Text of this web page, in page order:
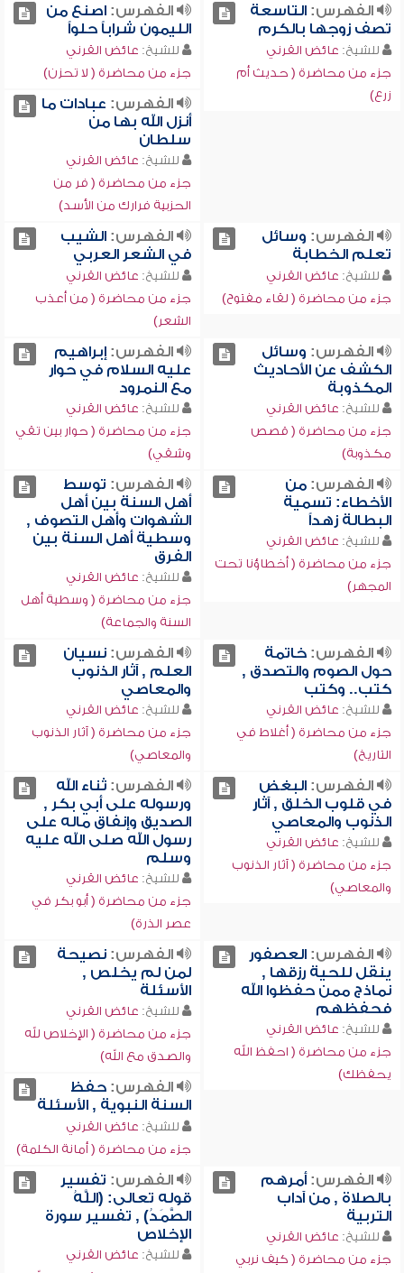
الفهرس:التاسعة
تصف زوجها بالكرم
للشيخ: عائض القرني
جزء من محاضرة ( حديث أم
زرع)
الفهرس:اصنع من
الليمون شراباً حلواً
للشيخ: عائض القرني
جزء من محاضرة ( لا تحزن)
الفهرس: عبادات ما
أنزل الله بها من
سلطان
للشيخ: عائض القرني
جزء من محاضرة ( فر من
الحزبية فرارك من الأسد)
الفهرس: وسائل
تعلم الخطابة
للشيخ: عائض القرني
جزء من محاضرة ( لقاء مفتوح)
الفهرس:الشيب
في الشعر العربي
للشيخ: عائض القرني
جزء من محاضرة ( من أعذب
الشعر)
الفهرس: وسائل
الكشف عن الأحاديث
المكذوبة
للشيخ: عائض القرني
جزء من محاضرة ( قصص
مكذوبة)
الفهرس:إبراهيم
عليه السلام في حوار
مع النمرود
للشيخ: عائض القرني
جزء من محاضرة ( حوار بين تقي
وشقي)
الفهرس:من
الأخطاء: تسمية
البطالة زهداً
للشيخ: عائض القرني
جزء من محاضرة ( أخطاؤنا تحت
المجهر)
الفهرس: توسط
أهل السنة بين أهل
الشهوات وأهل التصوف ,
وسطية أهل السنة بين
الفرق
للشيخ: عائض القرني
جزء من محاضرة ( وسطية أهل
السنة والجماعة)
الفهرس:خاتمة
حول الصوم والتصدق ,
كتب.. وكتب
للشيخ: عائض القرني
جزء من محاضرة ( أغلاط في
التاريخ)
الفهرس:نسيان
العلم , آثار الذنوب
والمعاصي
للشيخ: عائض القرني
جزء من محاضرة ( آثار الذنوب
والمعاصي)
الفهرس:البغض
في قلوب الخلق , آثار
الذنوب والمعاصي
للشيخ: عائض القرني
جزء من محاضرة ( آثار الذنوب
والمعاصي)
الفهرس:ثناء الله
ورسوله على أبي بكر ,
الصديق وإنفاق ماله على
رسول الله صلى الله عليه
وسلم
للشيخ: عائض القرني
جزء من محاضرة ( أبو بكر في
عصر الذرة)
الفهرس:العصفور
ينقل للحية رزقها ,
نماذج ممن حفظوا الله
فحفظهم
للشيخ: عائض القرني
جزء من محاضرة ( احفظ الله
يحفظك)
الفهرس:نصيحة
لمن لم يخلص ,
الأسئلة
للشيخ: عائض القرني
جزء من محاضرة ( الإخلاص لله
والصدق مع الله)
الفهرس:حفظ
السنة النبوية , الأسئلة
للشيخ: عائض القرني
جزء من محاضرة ( أمانة الكلمة)
الفهرس:أمرهم
بالصلاة , من آداب
التربية
للشيخ: عائض القرني
جزء من محاضرة ( كيف نربي
الفهرس: تفسير
قوله تعالى: (اللَّهُ
الصَّمَدُ) , تفسير سورة
الإخلاص
للشيخ: عائض القرني